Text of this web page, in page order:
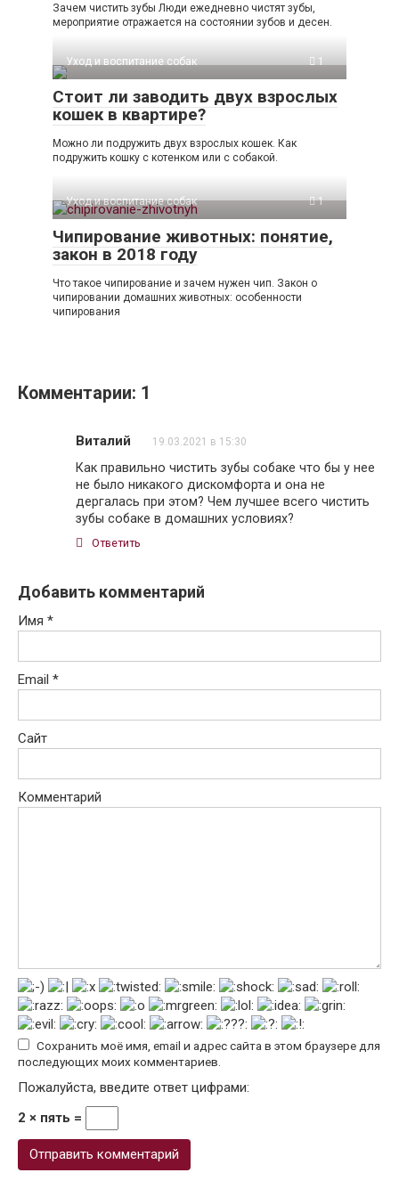
Зачем чистить зубы Люди ежедневно чистят зубы,
мероприятие отражается на состоянии зубов и десен.
Уход и воспитание собак 1
Стоит ли заводить двух взрослых
кошек в квартире?
Можно ли подружить двух взрослых кошек. Как
подружить кошку с котенком или с собакой.
Уход и воспитание собак 1
Чипирование животных: понятие,
закон в 2018 году
Что такое чипирование и зачем нужен чип. Закон о
чипировании домашних животных: особенности
чипирования
Комментарии: 1
Виталий 19.03.2021 в 15:30
Как правильно чистить зубы собаке что бы у нее
не было никакого дискомфорта и она не
дергалась при этом? Чем лучшее всего чистить
зубы собаке в домашних условиях?
Ответить
Добавить комментарий
Имя *
Email *
Сайт
Комментарий
Сохранить моё имя, email и адрес сайта в этом браузере для
последующих моих комментариев.
Пожалуйста, введите ответ цифрами:
2 × пять =